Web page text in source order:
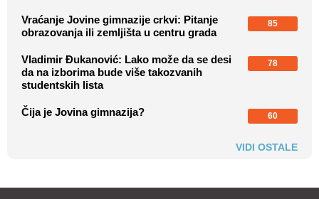
Vraćanje Jovine gimnazije crkvi: Pitanje
obrazovanja ili zemljišta u centru grada
85
Vladimir Đukanović: Lako može da se desi
da na izborima bude više takozvanih
studentskih lista
78
Čija je Jovina gimnazija? 60
VIDI OSTALE